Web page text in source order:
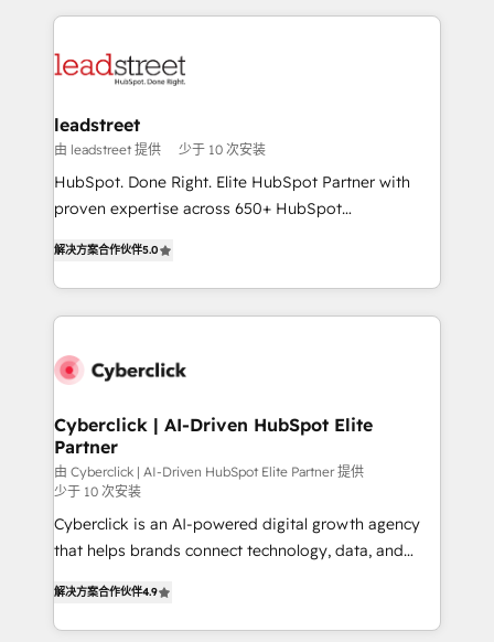
implement, and optimize systems to enhance user
marketing, and service teams. From setup to
management, and speed up deal closures. With 500+
projects completed, our Agile approach ensures your
HubSpot CRM drives measurable results. Our
RevOps services align your sales, marketing, and
optimize the revenue lifecycle—lead generation to
retention—by refining processes and eliminating
maximize profitability and adapt to your goals.
leadstreet
由 leadstreet 提供 少于 10 次安装
HubSpot. Done Right. Elite HubSpot Partner with
proven expertise across 650+ HubSpot
experience, we help you use the HubSpot platform
to its fullest capacity, improve your current HubSpot
website, or build your new one.
解决方案合作伙伴5.0
Cyberclick | AI-Driven HubSpot Elite
Partner
由 Cyberclick | AI-Driven HubSpot Elite Partner 提供
少于 10 次安装
Cyberclick is an AI-powered digital growth agency
that helps brands connect technology, data, and
Barcelona and operating across Spain, LATAM, and
the UK, we support global companies in building
解决方案合作伙伴4.9